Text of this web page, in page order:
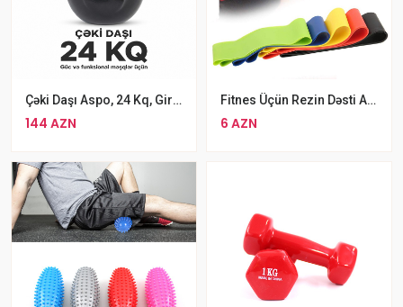
Çəki Daşı Aspo, 24 Kq, Gira Qara
144 AZN
Fitnes Üçün Rezin Dəsti A-5
6 AZN